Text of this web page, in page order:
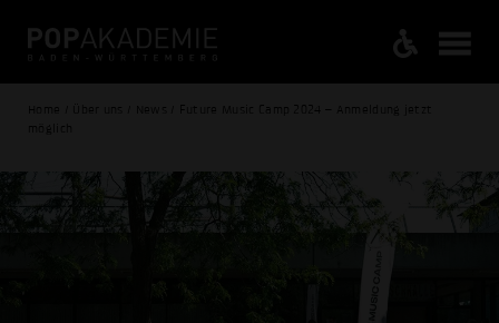
Home / Über uns / News / Future Music Camp 2024 – Anmeldung jetzt
möglich